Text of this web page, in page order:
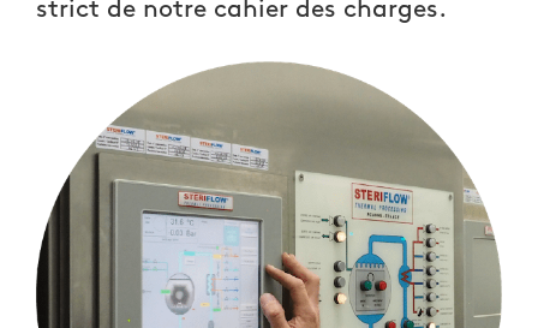
strict de notre cahier des charges.